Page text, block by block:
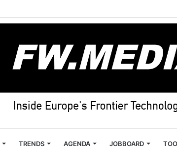
TRENDS AGENDA JOBBOARD